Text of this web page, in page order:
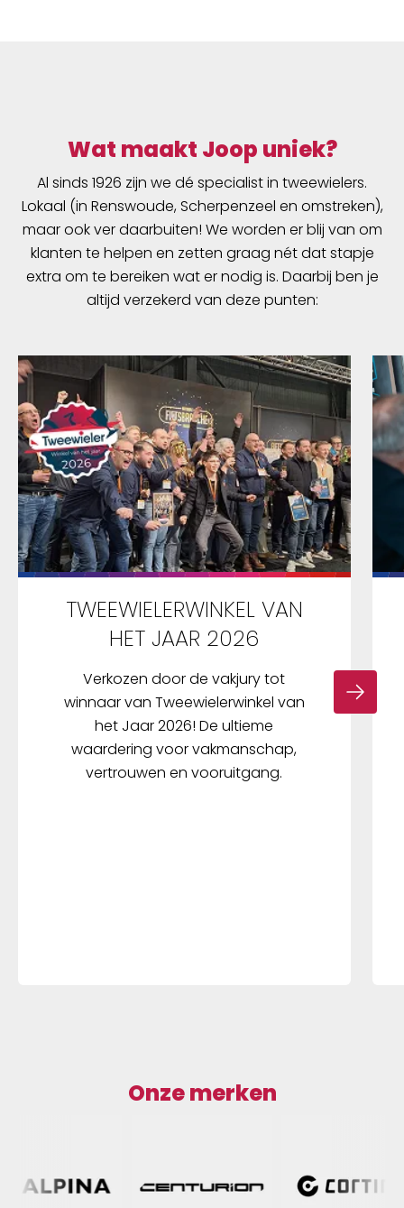
Wat maakt Joop uniek?
Al sinds 1926 zijn we dé specialist in tweewielers.
Lokaal (in Renswoude, Scherpenzeel en omstreken),
maar ook ver daarbuiten! We worden er blij van om
klanten te helpen en zetten graag nét dat stapje
extra om te bereiken wat er nodig is. Daarbij ben je
altijd verzekerd van deze punten:
TWEEWIELERWINKEL VAN
HET JAAR 2026
Verkozen door de vakjury tot
winnaar van Tweewielerwinkel van
het Jaar 2026! De ultieme
waardering voor vakmanschap,
vertrouwen en vooruitgang.
Onze merken